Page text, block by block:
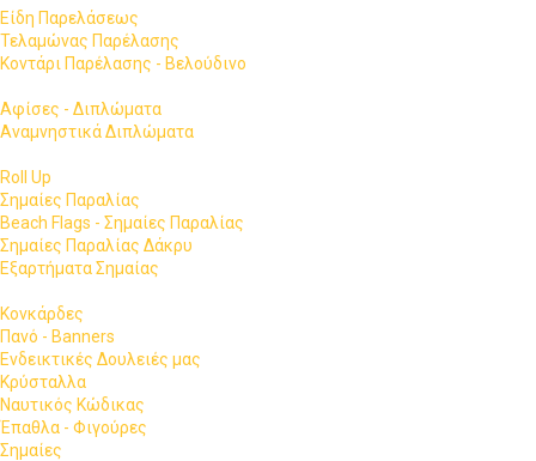
Είδη Παρελάσεως
Τελαμώνας Παρέλασης
Κοντάρι Παρέλασης - Βελούδινο
Αφίσες - Διπλώματα
Αναμνηστικά Διπλώματα
Roll Up
Σημαίες Παραλίας
Beach Flags - Σημαίες Παραλίας
Σημαίες Παραλίας Δάκρυ
Εξαρτήματα Σημαίας
Κονκάρδες
Πανό - Banners
Ενδεικτικές Δουλειές μας
Κρύσταλλα
Ναυτικός Κώδικας
Έπαθλα - Φιγούρες
Σημαίες